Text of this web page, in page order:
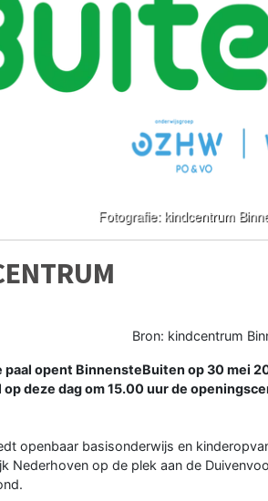
Bron: kindcentrum
paal opent BinnensteBuiten op 30 mei
deze dag om 15.00 uur de
openbaar basisonderwijs en
Nederhoven op de plek aan de